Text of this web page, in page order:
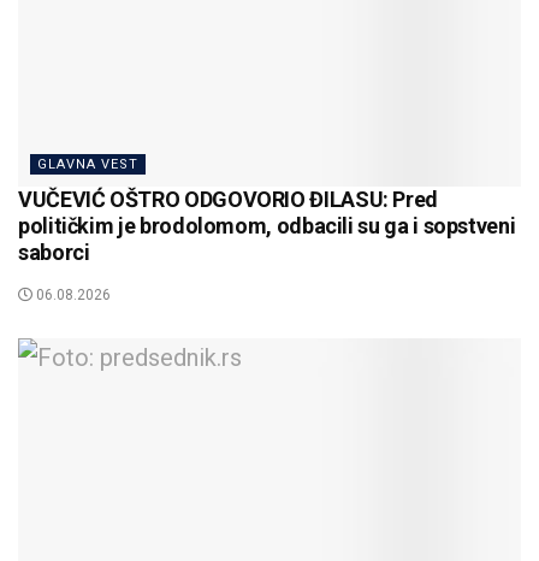
GLAVNA VEST
VUČEVIĆ OŠTRO ODGOVORIO ĐILASU: Pred
političkim je brodolomom, odbacili su ga i sopstveni
saborci
06.08.2026